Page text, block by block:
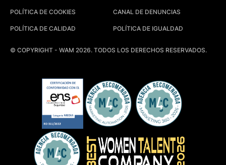
© COPYRIGHT - WAM 2026. TODOS LOS DERECHOS RESERVADOS.
POLÍTICA DE COOKIES CANAL DE DENUNCIAS
POLÍTICA DE CALIDAD POLÍTICA DE IGUALDAD